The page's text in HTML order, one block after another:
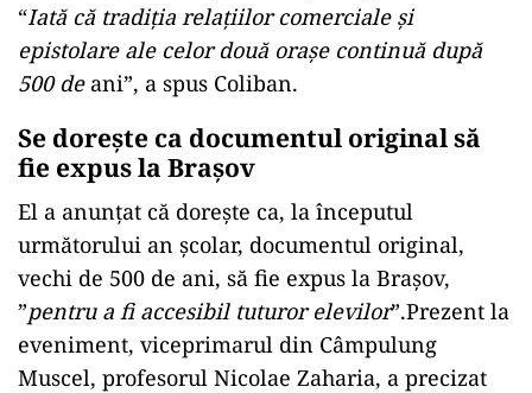
“Iată că tradiţia relaţiilor comerciale şi
epistolare ale celor două oraşe continuă după
500 deani”, a spus Coliban.
Se dorește ca documentul original să
fie expus la Braşov
El a anunţat că doreşte ca, la începutul
următorului an şcolar, documentul original,
vechi de 500 de ani, să fie expus la Braşov,
”pentru a fi accesibil tuturor elevilor”.Prezent la
eveniment, viceprimarul din Câmpulung
Muscel, profesorul Nicolae Zaharia, a precizat